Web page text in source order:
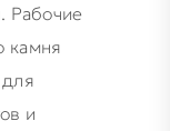
. Рабочие
камня
и